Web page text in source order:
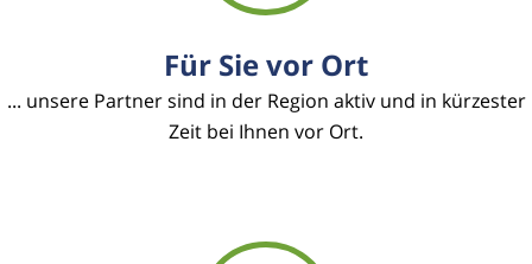
Für Sie vor Ort
... unsere Partner sind in der Region aktiv und in kürzester
Zeit bei Ihnen vor Ort.